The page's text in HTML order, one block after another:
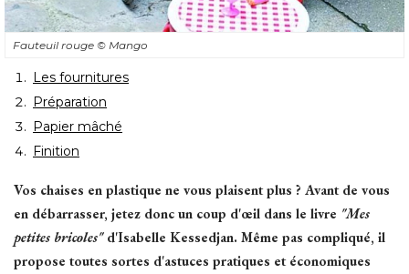
Fauteuil rouge © Mango
Les fournitures
Préparation
Papier mâché
Finition
Vos chaises en plastique ne vous plaisent plus ? Avant de vous
en débarrasser, jetez donc un coup d'œil dans le livre "Mes
petites bricoles"d'Isabelle Kessedjan. Même pas compliqué, il
propose toutes sortes d'astuces pratiques et économiques